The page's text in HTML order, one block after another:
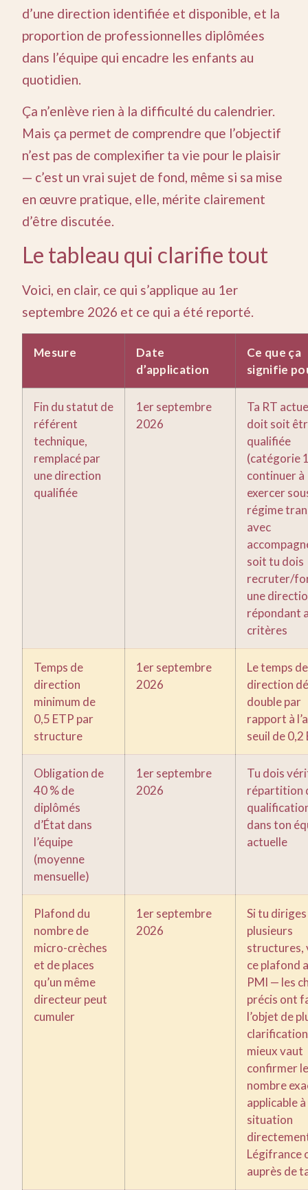
d’une direction identifiée et disponible, et la
proportion de professionnelles diplômées
dans l’équipe qui encadre les enfants au
quotidien.
Ça n’enlève rien à la difficulté du calendrier.
Mais ça permet de comprendre que l’objectif
n’est pas de complexifier ta vie pour le plaisir
— c’est un vrai sujet de fond, même si sa mise
en œuvre pratique, elle, mérite clairement
d’être discutée.
Le tableau qui clarifie tout
Voici, en clair, ce qui s’applique au 1er
septembre 2026 et ce qui a été reporté.
Mesure
Date
d’application
Ce que ça
signifie
Fin du statut de
référent
technique,
remplacé par
une direction
qualifiée
1er septembre
2026
Ta RT
doit soit
qualifiée
(catégorie
continuer à
exercer
régime
avec
soit tu dois
recruter/
une
répondant
critères
Temps de
direction
minimum de
0,5 ETP par
structure
1er septembre
2026
Le temps de
direction
double par
rapport à
seuil de 0,2
Obligation de
40 % de
diplômés
d’État dans
l’équipe
(moyenne
mensuelle)
1er septembre
2026
Tu dois
répartition
dans ton
actuelle
Plafond du
nombre de
micro-crèches
et de places
qu’un même
directeur peut
cumuler
1er septembre
2026
Si tu diriges
plusieurs
structures,
ce plafond
PMI — les
précis ont
l’objet de
mieux vaut
confirmer le
nombre
applicable
situation
Légifrance
auprès de